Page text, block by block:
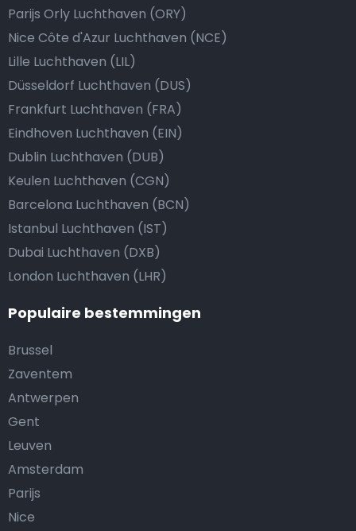
Parijs Orly Luchthaven (ORY)
Nice Côte d'Azur Luchthaven (NCE)
Lille Luchthaven (LIL)
Düsseldorf Luchthaven (DUS)
Frankfurt Luchthaven (FRA)
Eindhoven Luchthaven (EIN)
Dublin Luchthaven (DUB)
Keulen Luchthaven (CGN)
Barcelona Luchthaven (BCN)
Istanbul Luchthaven (IST)
Dubai Luchthaven (DXB)
London Luchthaven (LHR)
Populaire bestemmingen
Brussel
Zaventem
Antwerpen
Gent
Leuven
Amsterdam
Parijs
Nice